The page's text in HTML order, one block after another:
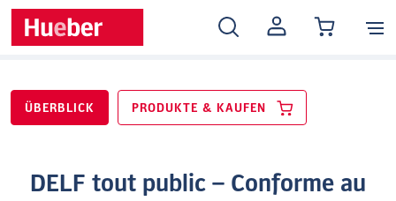
MEIN
KONTO
ÜBERBLICK PRODUKTE & KAUFEN
DELF tout public – Conforme au